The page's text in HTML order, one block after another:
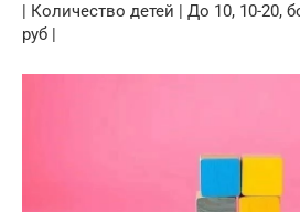
| Количество детей | До 10, 10-20,
руб |